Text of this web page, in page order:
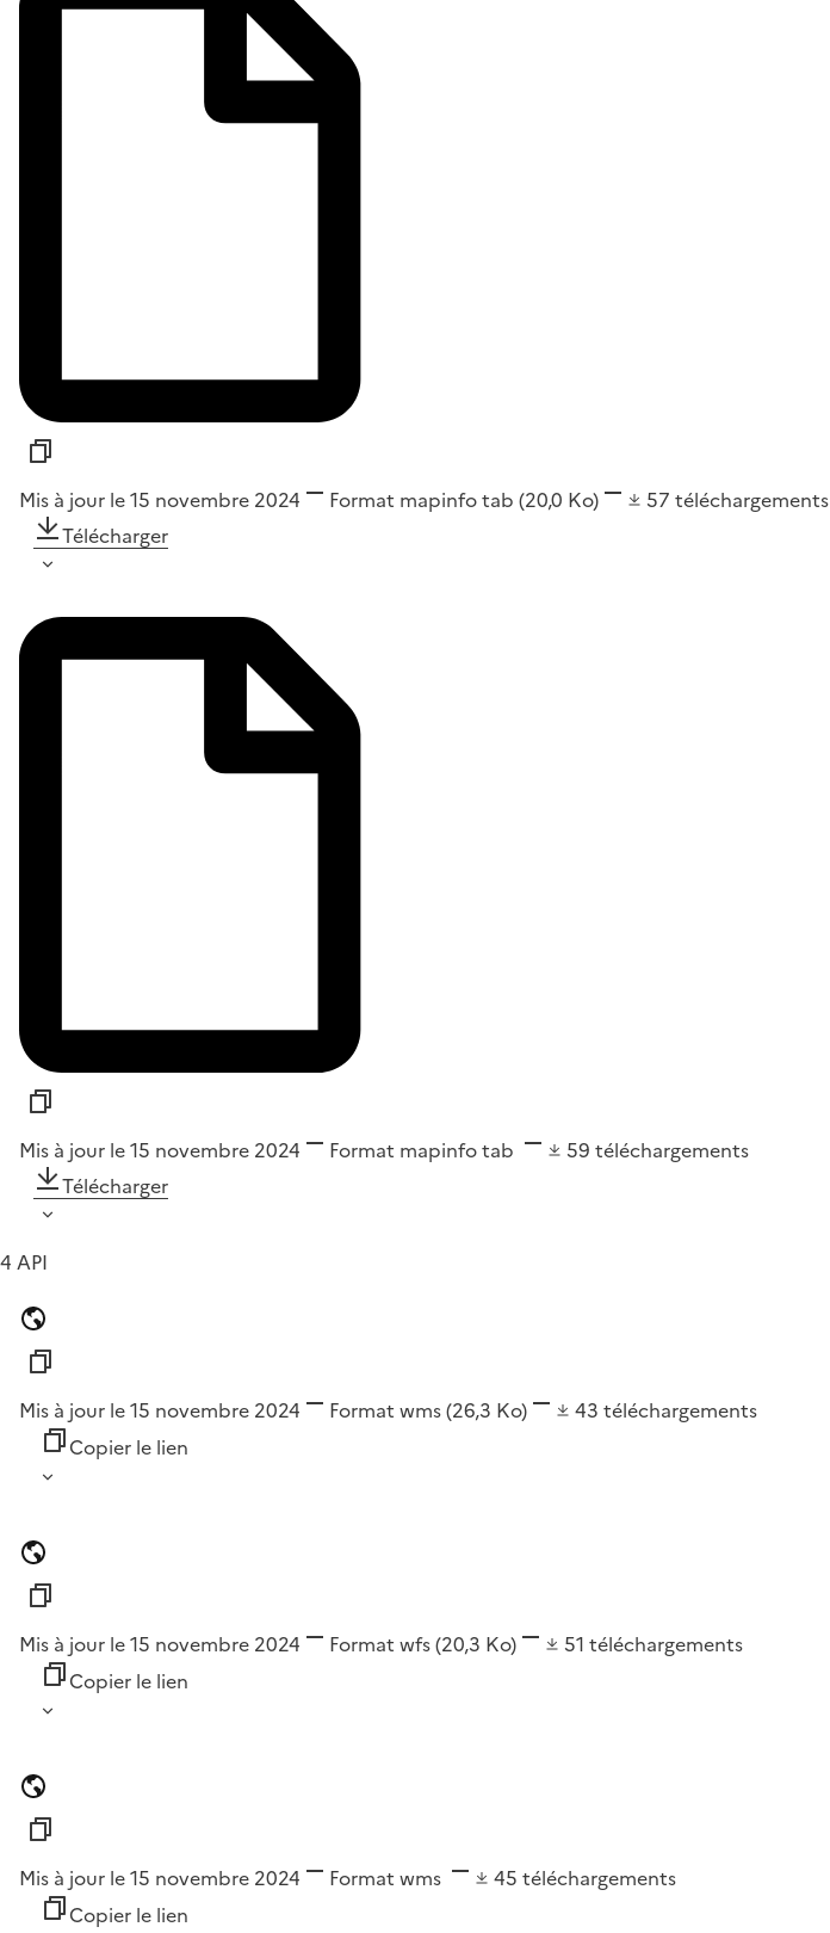
Mis à jour le 15 novembre 2024 Format mapinfo tab (20,0 Ko) 57 téléchargements
Télécharger
Mis à jour le 15 novembre 2024 Format mapinfo tab 59 téléchargements
Télécharger
4 API
Mis à jour le 15 novembre 2024 Format wms(26,3 Ko) 43 téléchargements
Copier le lien
Mis à jour le 15 novembre 2024 Format wfs(20,3 Ko) 51 téléchargements
Copier le lien
Mis à jour le 15 novembre 2024 Format wms 45 téléchargements
Copier le lien